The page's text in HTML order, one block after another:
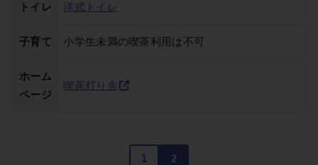
トイレ 洋式トイレ
子育て 小学生未満の喫茶利用は不可
ホーム
ページ
喫茶灯り舎
1 2